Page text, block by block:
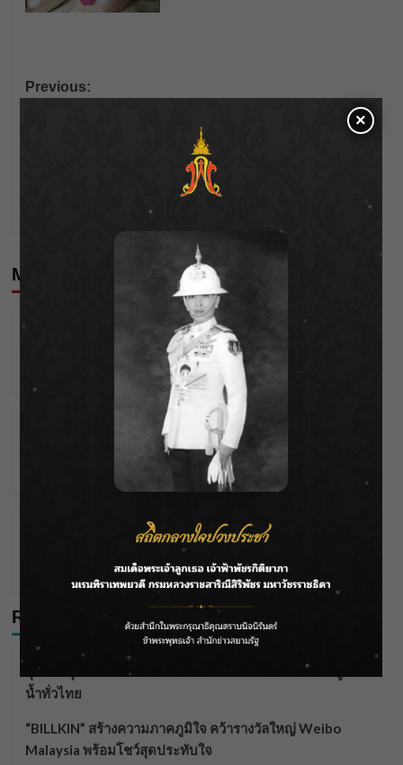
Post
Previous:
ระบบ เร่งฟื้นฟู-เยียวยาประชาชน
ชาวบ้านลุ่มน้ำยม–น่านปลอดภัย! กรมชลฯ ผนึกกำลัง
ควบคุมจราจรน้ำลดผลกระทบ
More Stories
ลุยไม่หยุด!! กรมชลฯ เร่งเคลียร์ผักตบชวา-ติดตั้งเครื่อง
“สุริยะ” สั่งกรมชลฯ เฝ้าระวังน้ำ 24 ชม. รับมือฝน
สิงหาคม บริหารเชิงรุกลดเสี่ยงน้ำท่วม
News
จากดอยห่างไกลสู่คลังโปรตีนสัตว์น้ำ ยกระดับคุณภาพ
ชีวิต นร.ตชด.บ้านห้วยเป้า
31/07/2026
Recent Posts
ลุยไม่หยุด!! กรมชลฯ เร่งเคลียร์ผักตบชวา-ติดตั้งเครื่องสูบ
น้ำทั่วไทย
“BILLKIN” สร้างความภาคภูมิใจ คว้ารางวัลใหญ่ Weibo
Malaysia พร้อมโชว์สุดประทับใจ
×